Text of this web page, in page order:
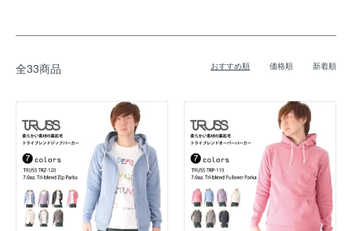
全33商品 おすすめ順 価格順 新着順